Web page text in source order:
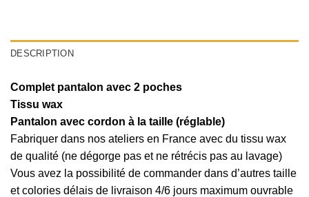
DESCRIPTION
Complet pantalon avec 2 poches
Tissu wax
Pantalon avec cordon à la taille (réglable)
Fabriquer dans nos ateliers en France avec du tissu wax
de qualité (ne dégorge pas et ne rétrécis pas au lavage)
Vous avez la possibilité de commander dans d’autres taille
et colories délais de livraison 4/6 jours maximum ouvrable